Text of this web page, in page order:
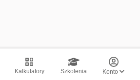
Kalkulatory Szkolenia Konto